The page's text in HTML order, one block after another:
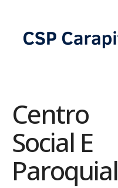
Centro
Social E
Paroquial